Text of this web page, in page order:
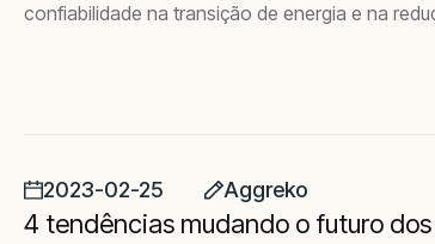
confiabilidade na transição de energia e na
2023-02-25 Aggreko
4 tendências mudando o futuro